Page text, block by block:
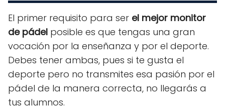
El primer requisito para ser el mejor monitor
de pádel posible es que tengas una gran
vocación por la enseñanza y por el deporte.
Debes tener ambas, pues si te gusta el
deporte pero no transmites esa pasión por el
pádel de la manera correcta, no llegarás a
tus alumnos.